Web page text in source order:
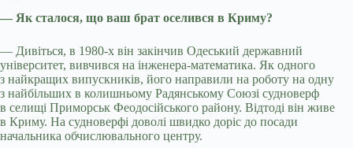
— Як сталося, що ваш брат оселився в Криму?
— Дивіться, в 1980-х він закінчив Одеський державний
університет, вивчився на інженера-математика. Як одного
з найкращих випускників, його направили на роботу на одну
з найбільших в колишньому Радянському Союзі судноверф
в селищі Приморськ Феодосійського району. Відтоді він живе
в Криму. На судноверфі доволі швидко доріс до посади
начальника обчислювального центру.